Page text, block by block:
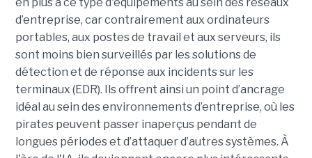
d’entreprise, car contrairement aux ordinateurs
portables, aux postes de travail et aux serveurs, ils
sont moins bien surveillés par les solutions de
détection et de réponse aux incidents sur les
terminaux (EDR). Ils offrent ainsi un point d’ancrage
idéal au sein des environnements d’entreprise, où les
pirates peuvent passer inaperçus pendant de
longues périodes et d’attaquer d’autres systèmes. À